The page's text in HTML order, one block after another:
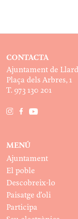
CONTACTA
Ajuntament de
Plaça dels Arbres, 1
T. 973 130 201
MENÚ
Ajuntament
El poble
Descobreix-lo
Paisatge d’oli
Participa